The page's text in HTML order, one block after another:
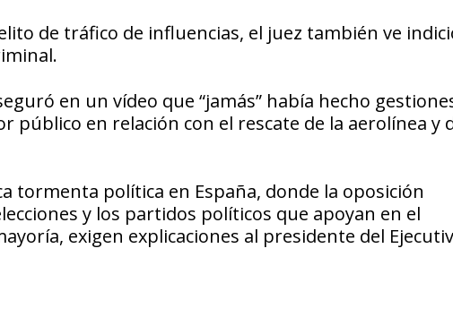
de tráfico de influencias, el juez también ve
en un vídeo que “jamás” había hecho
en relación con el rescate de la aerolínea y
tormenta política en España, donde la oposición
y los partidos políticos que apoyan en el
exigen explicaciones al presidente del